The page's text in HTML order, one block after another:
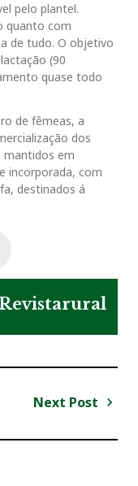
pelo plantel.
quanto com
de tudo. O objetivo
(90
quase todo
de fêmeas, a
dos
mantidos em
incorporada, com
destinados á
i
Revistarural
Next Post